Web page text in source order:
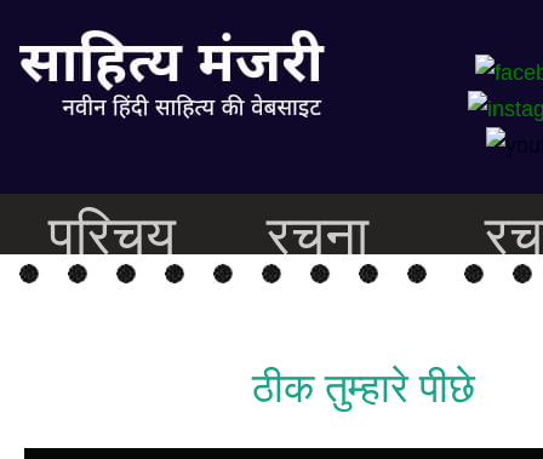
परिचय रचना
ठीक तुम्हारे पीछे